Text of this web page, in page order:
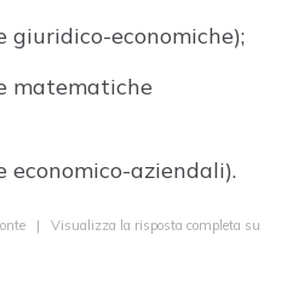
giuridico-economiche);
matematiche
economico-aziendali).
| Visualizza la risposta completa su